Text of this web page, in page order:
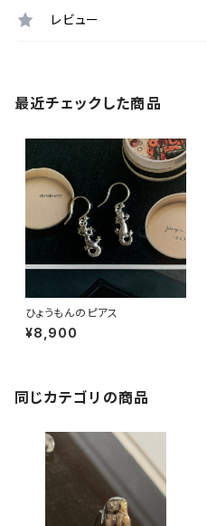
レビュー
最近チェックした商品
ひょうもんのピアス
¥8,900
同じカテゴリの商品